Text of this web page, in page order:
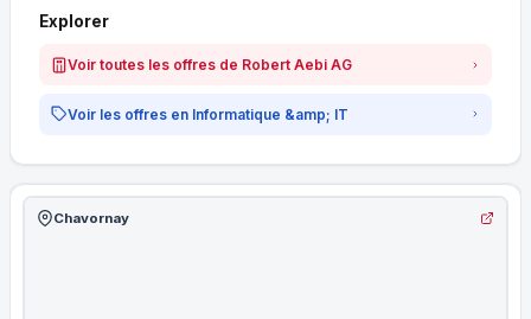
Explorer
Voir toutes les offres de Robert Aebi AG
Voir les offres en Informatique &amp; IT
Chavornay